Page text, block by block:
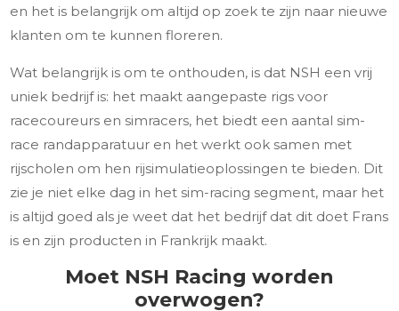
en het is belangrijk om altijd op zoek te zijn naar nieuwe
klanten om te kunnen floreren.
Wat belangrijk is om te onthouden, is dat NSH een vrij
uniek bedrijf is: het maakt aangepaste rigs voor
racecoureurs en simracers, het biedt een aantal sim-
race randapparatuur en het werkt ook samen met
rijscholen om hen rijsimulatieoplossingen te bieden. Dit
zie je niet elke dag in het sim-racing segment, maar het
is altijd goed als je weet dat het bedrijf dat dit doet Frans
is en zijn producten in Frankrijk maakt.
Moet NSH Racing worden
overwogen?